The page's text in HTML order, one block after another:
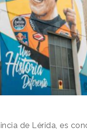
de Lérida, es